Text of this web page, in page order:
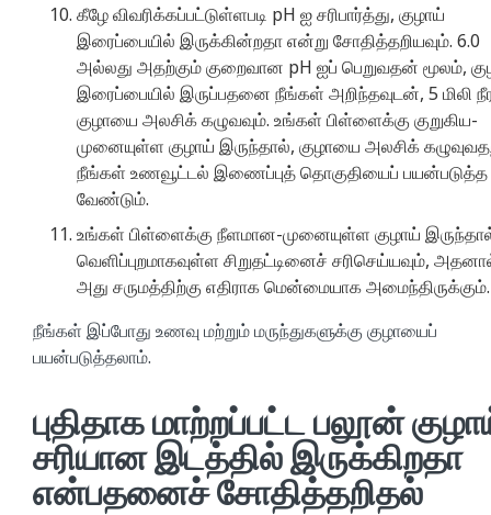
கீழே விவரிக்கப்பட்டுள்ளபடி pH ஐ சரிபார்த்து, குழாய்
இரைப்பையில் இருக்கின்றதா என்று சோதித்தறியவும். 6.0
அல்லது அதற்கும் குறைவான pH ஐப் பெறுவதன் மூலம்,
இரைப்பையில் இருப்பதனை நீங்கள் அறிந்தவுடன், 5 மிலி
குழாயை அலசிக் கழுவவும். உங்கள் பிள்ளைக்கு குறுகிய-
முனையுள்ள குழாய் இருந்தால், குழாயை அலசிக்
நீங்கள் உணவூட்டல் இணைப்புத் தொகுதியைப் பயன்படுத்த
வேண்டும்.
உங்கள் பிள்ளைக்கு நீளமான-முனையுள்ள குழாய்
வெளிப்புறமாகவுள்ள சிறுதட்டினைச் சரிசெய்யவும்,
அது சருமத்திற்கு எதிராக மென்மையாக அமைந்திருக்கும்.
நீங்கள் இப்போது உணவு மற்றும் மருந்துகளுக்கு குழாயைப்
பயன்படுத்தலாம்.
புதிதாக மாற்றப்பட்ட பலூன்
சரியான இடத்தில் இருக்கிறதா
என்பதனைச் சோதித்தறிதல்